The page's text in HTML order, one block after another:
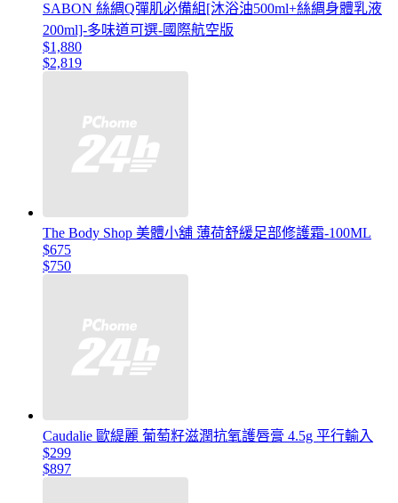
SABON 絲綢Q彈肌必備組[沐浴油500ml+絲綢身體乳液
200ml]-多味道可選-國際航空版
$1,880
$2,819
The Body Shop 美體小舖 薄荷舒緩足部修護霜-100ML
$675
$750
Caudalie 歐緹麗 葡萄籽滋潤抗氧護唇膏 4.5g 平行輸入
$299
$897